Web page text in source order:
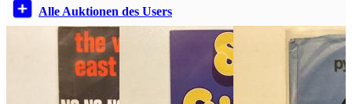
Alle Auktionen des Users